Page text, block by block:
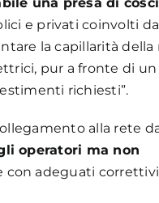
e privati coinvolti da
la capillarità della
pur a fronte di un
richiesti”.
alla rete
operatori ma non
con adeguati correttivi